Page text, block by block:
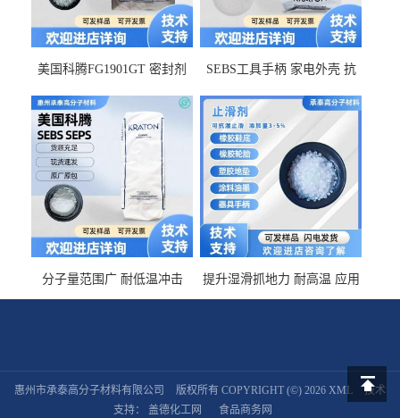
美国科腾FG1901GT 密封剂
佳 透明级
SEBS工具手柄 家电外壳 抗
耐候G1653VO
分子量范围广 耐低温冲击
SEBS G1650MU 美国科腾 增
提升湿滑抓地力 耐高温 应用
于特种轮胎 TPR鞋底 涂料油
惠州市承泰高分子材料有限公司 版权所有 COPYRIGHT (©) 2026 XML
技术
支持： 盖德化工网 食品商务网